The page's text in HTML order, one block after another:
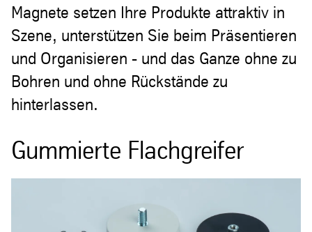
Magnete setzen Ihre Produkte attraktiv in
Szene, unterstützen Sie beim Präsentieren
und Organisieren - und das Ganze ohne zu
Bohren und ohne Rückstände zu
hinterlassen.
Gummierte Flachgreifer